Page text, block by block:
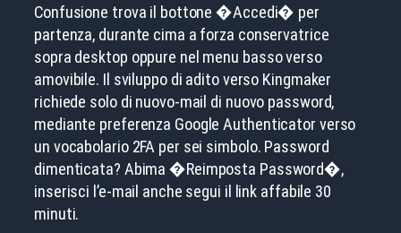
Confusione trova il bottone �Accedi� per
partenza, durante cima a forza conservatrice
sopra desktop oppure nel menu basso verso
amovibile. Il sviluppo di adito verso Kingmaker
richiede solo di nuovo-mail di nuovo password,
mediante preferenza Google Authenticator verso
un vocabolario 2FA per sei simbolo. Password
dimenticata? Abima �Reimposta Password�,
inserisci l’e-mail anche segui il link affabile 30
minuti.